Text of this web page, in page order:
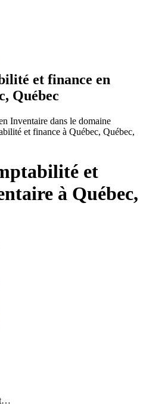
et finance en
Québec
Inventaire dans le domaine
et finance à Québec, Québec,
et
à Québec,